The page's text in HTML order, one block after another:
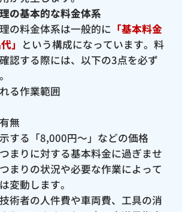
の基本的な料金体系
の料金体系は一般的に 「基本料金
」 という構成になっています。料
認する際には、以下の3点を必ず
る作業範囲
無
する「8,000円〜」などの価格
まりに対する基本料金に過ぎませ
まりの状況や必要な作業によって
変動します。
術者の人件費や車両費、工具の消